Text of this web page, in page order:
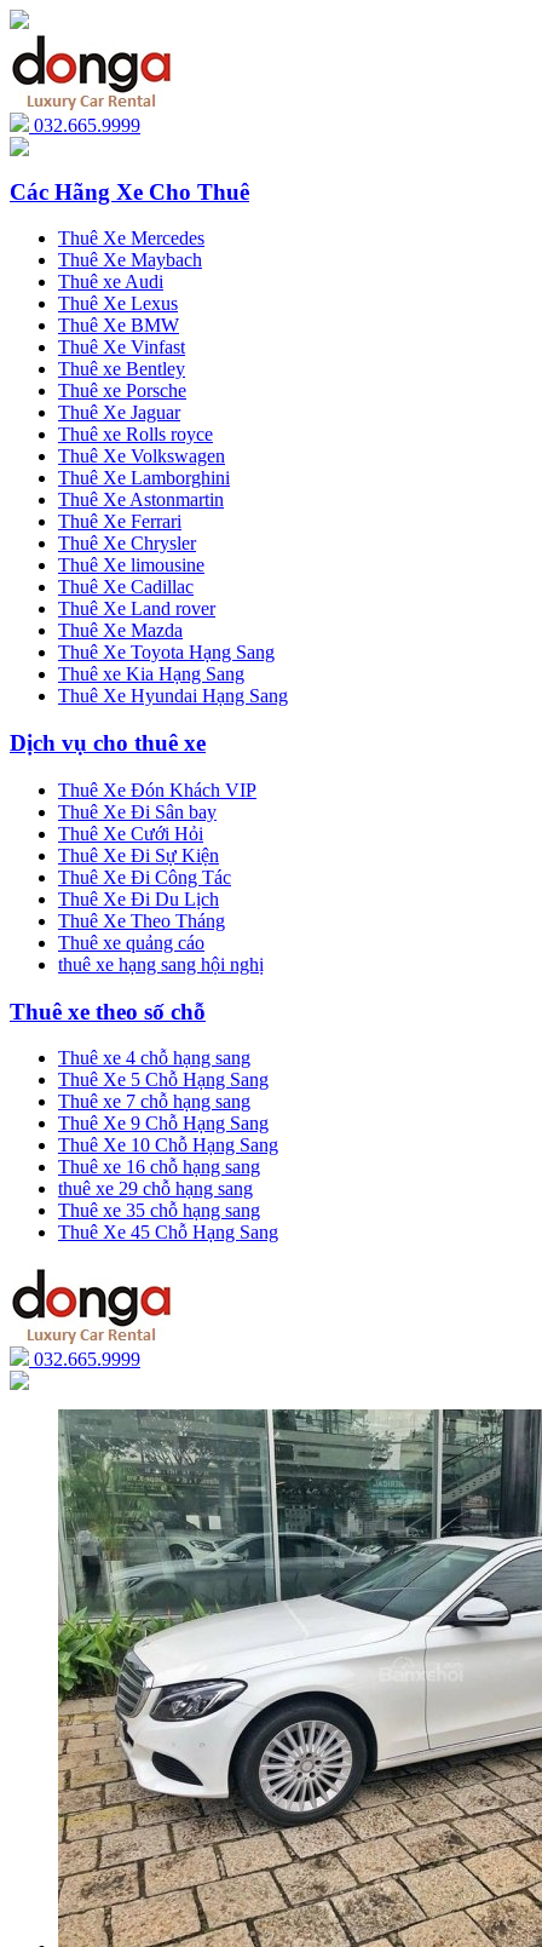
032.665.9999
Các Hãng Xe Cho Thuê
Thuê Xe Mercedes
Thuê Xe Maybach
Thuê xe Audi
Thuê Xe Lexus
Thuê Xe BMW
Thuê Xe Vinfast
Thuê xe Bentley
Thuê xe Porsche
Thuê Xe Jaguar
Thuê xe Rolls royce
Thuê Xe Volkswagen
Thuê Xe Lamborghini
Thuê Xe Astonmartin
Thuê Xe Ferrari
Thuê Xe Chrysler
Thuê Xe limousine
Thuê Xe Cadillac
Thuê Xe Land rover
Thuê Xe Mazda
Thuê Xe Toyota Hạng Sang
Thuê xe Kia Hạng Sang
Thuê Xe Hyundai Hạng Sang
Dịch vụ cho thuê xe
Thuê Xe Đón Khách VIP
Thuê Xe Đi Sân bay
Thuê Xe Cưới Hỏi
Thuê Xe Đi Sự Kiện
Thuê Xe Đi Công Tác
Thuê Xe Đi Du Lịch
Thuê Xe Theo Tháng
Thuê xe quảng cáo
thuê xe hạng sang hội nghị
Thuê xe theo số chỗ
Thuê xe 4 chỗ hạng sang
Thuê Xe 5 Chỗ Hạng Sang
Thuê xe 7 chỗ hạng sang
Thuê Xe 9 Chỗ Hạng Sang
Thuê Xe 10 Chỗ Hạng Sang
Thuê xe 16 chỗ hạng sang
thuê xe 29 chỗ hạng sang
Thuê xe 35 chỗ hạng sang
Thuê Xe 45 Chỗ Hạng Sang
032.665.9999